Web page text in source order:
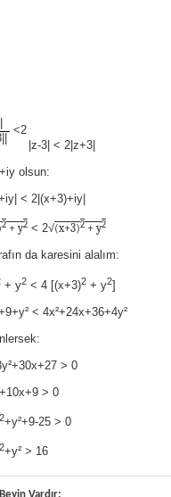
<2
|z-3| < 2|z+3|
olsun:
< 2|(x+3)+iy|
2 + y2 < 2√(x+3)2 + y2
da karesini alalım:
+ y2 < 4 [(x+3)2 + y2]
< 4x²+24x+36+4y²
> 0
> 0
2+y²+9-25 > 0
2+y² > 16
Vardır: